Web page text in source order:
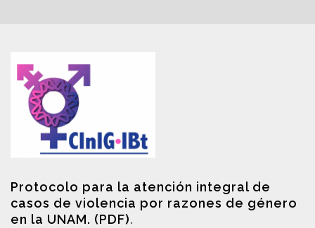
Protocolo para la atención integral de
casos de violencia por razones de género
en la UNAM. (PDF).